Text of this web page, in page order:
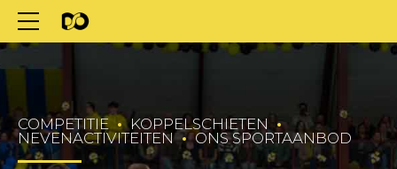
COMPETITIE
KOPPELSCHIETEN
NEVENACTIVITEITEN
ONS SPORTAANBOD